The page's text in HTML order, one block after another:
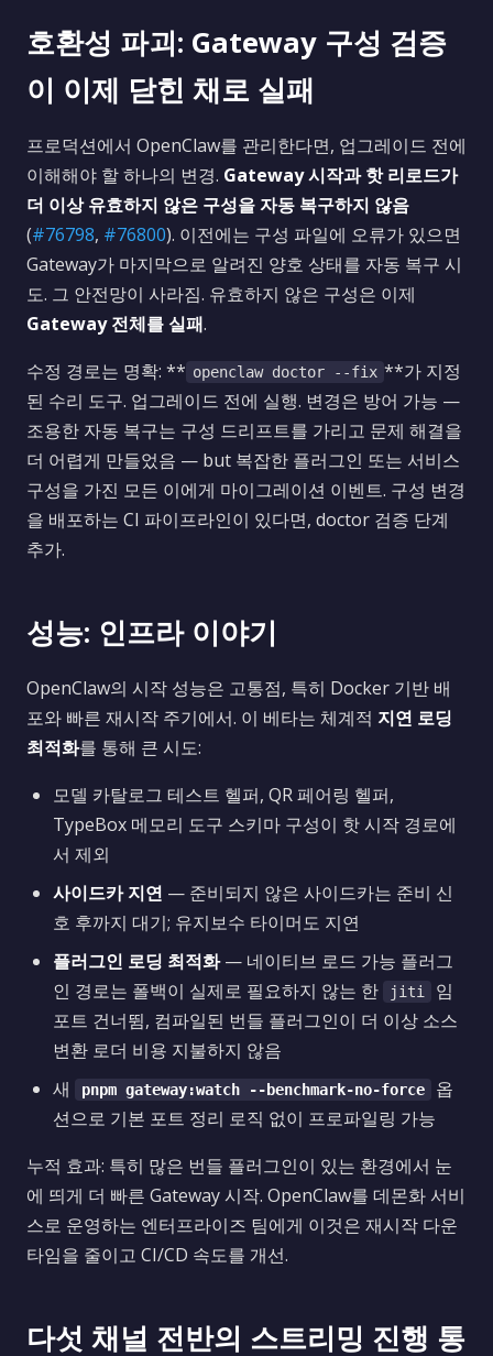
호환성 파괴: Gateway 구성 검증
이 이제 닫힌 채로 실패
프로덕션에서 OpenClaw를 관리한다면, 업그레이드 전에
이해해야 할 하나의 변경. Gateway 시작과 핫 리로드가
더 이상 유효하지 않은 구성을 자동 복구하지 않음
(#76798, #76800). 이전에는 구성 파일에 오류가 있으면
Gateway가 마지막으로 알려진 양호 상태를 자동 복구 시
도. 그 안전망이 사라짐. 유효하지 않은 구성은 이제
Gateway 전체를 실패.
수정 경로는 명확: ** openclaw doctor --fix **가 지정
된 수리 도구. 업그레이드 전에 실행. 변경은 방어 가능 —
조용한 자동 복구는 구성 드리프트를 가리고 문제 해결을
더 어렵게 만들었음 — but 복잡한 플러그인 또는 서비스
구성을 가진 모든 이에게 마이그레이션 이벤트. 구성 변경
을 배포하는 CI 파이프라인이 있다면, doctor 검증 단계
추가.
성능: 인프라 이야기
OpenClaw의 시작 성능은 고통점, 특히 Docker 기반 배
포와 빠른 재시작 주기에서. 이 베타는 체계적 지연 로딩
최적화를 통해 큰 시도:
모델 카탈로그 테스트 헬퍼, QR 페어링 헬퍼,
TypeBox 메모리 도구 스키마 구성이 핫 시작 경로에
서 제외
사이드카 지연 — 준비되지 않은 사이드카는 준비 신
호 후까지 대기; 유지보수 타이머도 지연
플러그인 로딩 최적화— 네이티브 로드 가능 플러그
인 경로는 폴백이 실제로 필요하지 않는 한
jiti
임
포트 건너뜀, 컴파일된 번들 플러그인이 더 이상 소스
변환 로더 비용 지불하지 않음
새
pnpm gateway:watch --benchmark-no-force
옵
션으로 기본 포트 정리 로직 없이 프로파일링 가능
누적 효과: 특히 많은 번들 플러그인이 있는 환경에서 눈
에 띄게 더 빠른 Gateway 시작. OpenClaw를 데몬화 서비
스로 운영하는 엔터프라이즈 팀에게 이것은 재시작 다운
타임을 줄이고 CI/CD 속도를 개선.
다섯 채널 전반의 스트리밍 진행 통